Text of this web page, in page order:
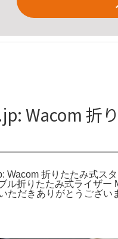
Wacom 折
折りたたみ式ス
折りたたみ式ライザ
だきありがとうござい